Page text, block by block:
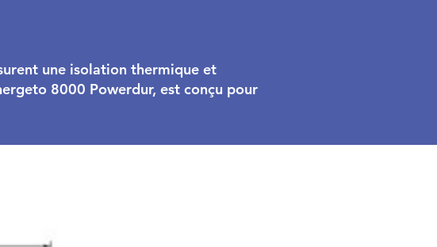
une isolation thermique et
8000 Powerdur, est conçu pour